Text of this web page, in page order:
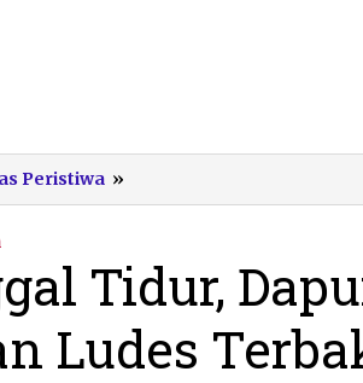
Peristiwa »
Tidur,
Warga
Pacitan
Ludes
Terbakar
Tidur,
Ludes